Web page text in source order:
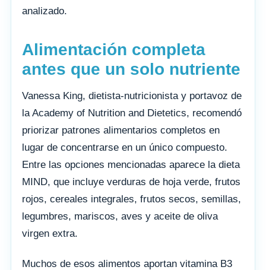
analizado.
Alimentación completa
antes que un solo nutriente
Vanessa King, dietista-nutricionista y portavoz de
la Academy of Nutrition and Dietetics, recomendó
priorizar patrones alimentarios completos en
lugar de concentrarse en un único compuesto.
Entre las opciones mencionadas aparece la dieta
MIND, que incluye verduras de hoja verde, frutos
rojos, cereales integrales, frutos secos, semillas,
legumbres, mariscos, aves y aceite de oliva
virgen extra.
Muchos de esos alimentos aportan vitamina B3